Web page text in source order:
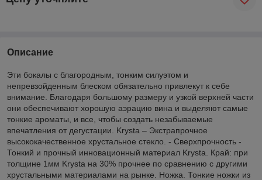
Описание
Эти бокалы с благородным, тонким силуэтом и
непревзойденным блеском обязательно привлекут к себе
внимание. Благодаря большому размеру и узкой верхней части
они обеспечивают хорошую аэрацию вина и выделяют самые
тонкие ароматы, и все, чтобы создать незабываемые
впечатления от дегустации. Krysta – Экстрапрочное
высококачественное хрустальное стекло. - Сверхпрочность -
Тонкий и прочный инновационный материал Krysta. Край: при
толщине 1мм Krysta на 30% прочнее по сравнению с другими
хрустальными материалами на рынке. Ножка. Тонкие ножки из